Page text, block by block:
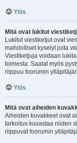
Ylös
Mitä ovat lukitut
Lukitut viestiketjut ovat
mahdolliset kyselyt joita
Viestiketjuja voidaan
toimesta. Saatat myös
riippuu foorumin
Ylös
Mitä ovat aiheiden
Aiheiden kuvakkeet ovat
tarkoitus kuvastaa niiden
riippuvat foorumin